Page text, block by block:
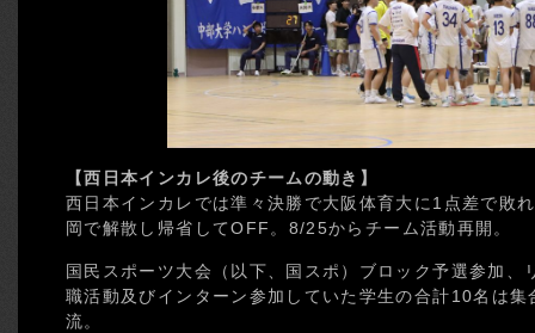
【西日本インカレ後のチームの動き】
西日本インカレでは準々決勝で大阪体育大に1点差で敗
岡で解散し帰省してOFF。8/25からチーム活動再開。
国民スポーツ大会（以下、国スポ）ブロック予選参加、
職活動及びインターン参加していた学生の合計10名は
流。